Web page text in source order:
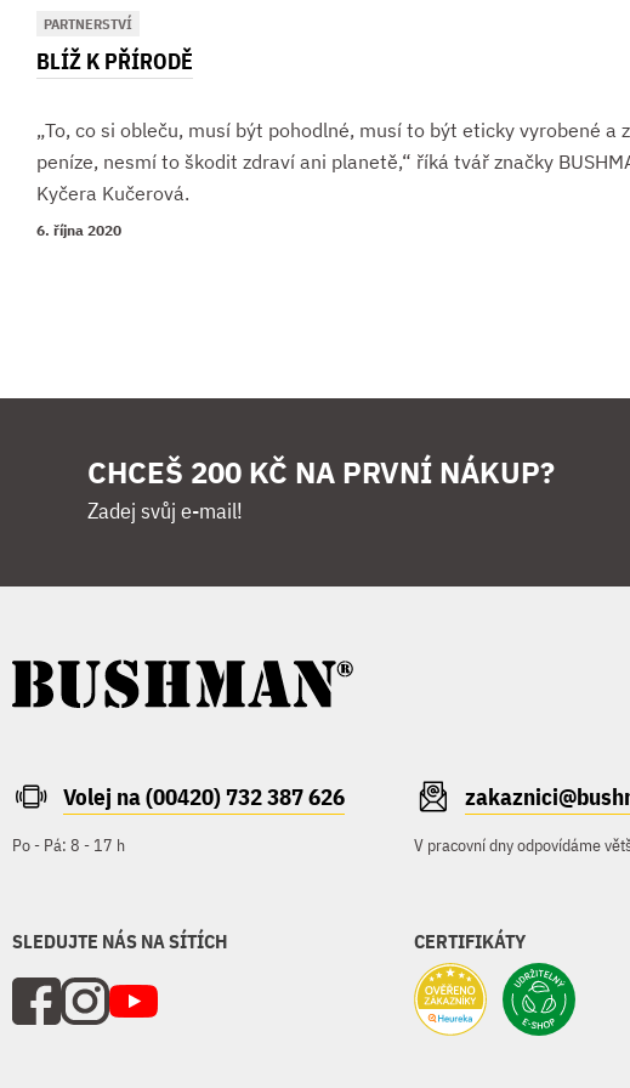
PARTNERSTVÍ
BLÍŽ K PŘÍRODĚ
„To, co si obleču, musí být pohodlné, musí to být eticky vyrobené a
peníze, nesmí to škodit zdraví ani planetě,“ říká tvář značky
Kyčera Kučerová.
6. října 2020
CHCEŠ 200 KČ NA PRVNÍ NÁKUP?
Zadej svůj e-mail!
Volej na (00420) 732 387 626
Po - Pá: 8 - 17 h V pracovní dny odpovídáme
SLEDUJTE NÁS NA SÍTÍCH CERTIFIKÁTY